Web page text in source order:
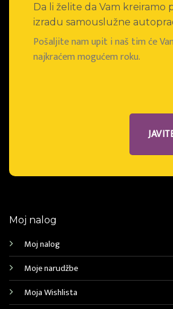
Da li želite da Vam kreiramo
izradu samouslužne
Pošaljite nam upit i naš tim će
najkraćem mogućem roku.
Moj nalog
Moj nalog
Moje narudžbe
Moja Wishlista